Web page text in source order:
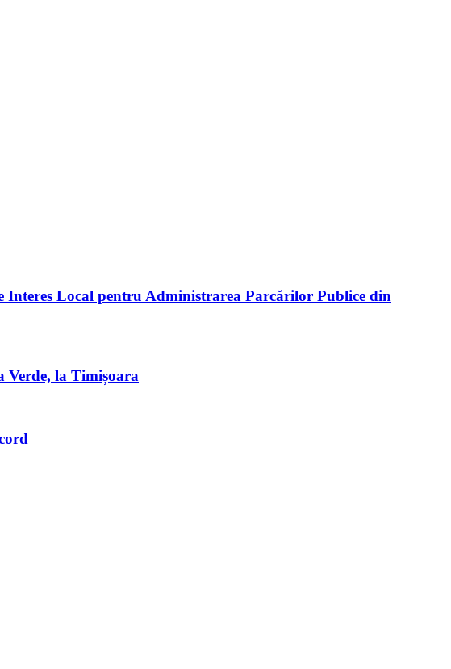
Local pentru Administrarea Parcărilor Publice din
Verde, la Timișoara